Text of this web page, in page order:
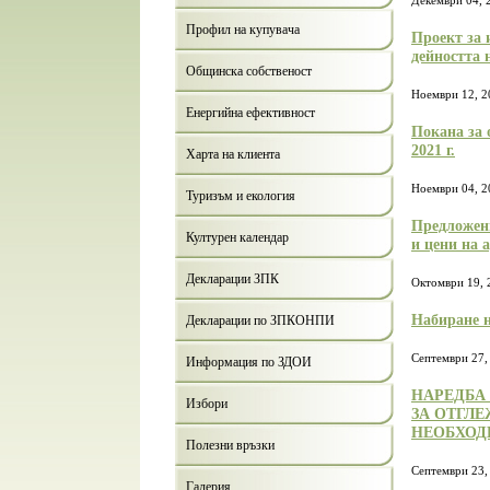
Профил на купувача
Общинска собственост
Енергийна ефективност
Харта на клиента
Туризъм и екология
Културен календар
Декларации ЗПК
Декларации по ЗПКОНПИ
Информация по ЗДОИ
Избори
Полезни връзки
Галерия
Проект за
Ноември 12,
Покана за
2021 г.
Ноември 04,
и цени на
Октомври 19,
Набиране
Септември 27,
ЗА
Септември 23,